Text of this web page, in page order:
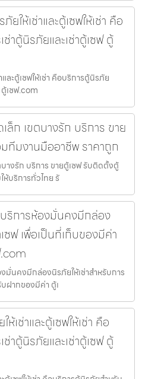
ให้เช่าและตู้เซฟให้เช่า คือ
าตู้นิรภัยและเช่าตู้เซฟ ตู้
ละตู้เซฟให้เช่า คือบริการตู้นิรภัย
ตู้เซฟ.com
ล็ก เขตบางรัก บริการ ขาย
ทีมงานมืออาชีพ ราคาถูก
างรัก บริการ ขายตู้เซฟ รับติดตั้งตู้
บริการทั่วไทย รั
ริการห้องมั่นคงมีกล่อง
ซฟ เพื่อเป็นที่เก็บของมีค่า
นคงมีกล่องนิรภัยให้เช่าสำหรับการ
บฝากของมีค่า ตู้เ
เช่าและตู้เซฟให้เช่า คือ
าตู้นิรภัยและเช่าตู้เซฟ ตู้